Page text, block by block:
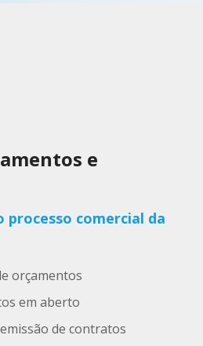
e
processo comercial da
orçamentos
em aberto
de contratos